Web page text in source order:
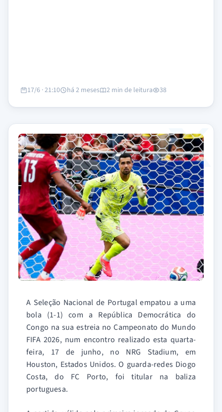
17/6 · 21:10 há 2 meses 2 min de leitura 38
A Seleção Nacional de Portugal empatou a uma
bola (1-1) com a República Democrática do
Congo na sua estreia no Campeonato do Mundo
FIFA 2026, num encontro realizado esta quarta-
feira, 17 de junho, no NRG Stadium, em
Houston, Estados Unidos. O guarda-redes Diogo
Costa, do FC Porto, foi titular na baliza
portuguesa.